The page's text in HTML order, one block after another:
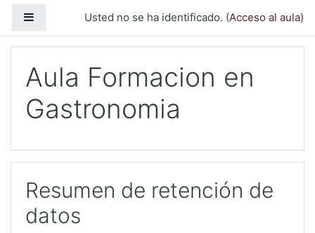
Panel lateralUsted no se ha identificado. (Acceso al aula)
Aula Formacion en
Gastronomia
Resumen de retención de
datos